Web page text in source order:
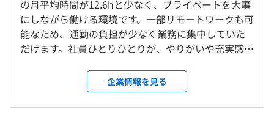
◆その他
e-learningによる研修制度、サポート体制が整っていま
す。
就業場所の変更範囲
＜雇入時＞
会社が定める本部・場所
＜変更範囲＞
就業規則に従って出向を命じることがあり、その場合は、
出向先に定める場所。
9:00 ～ 18:00 (所定労働時間:8時間00分)
時差出勤有
休憩時間：12:00 ～ 13:00 (60分)
平均残業時間：1ヶ月あたり平均15時間 ～ 20時間
の月平均時間が12.6hと少なく、プライベートを大事
にしながら働ける環境です。一部リモートワークも可
能なため、通勤の負担が少なく業務に集中していた
だけます。社員ひとりひとりが、やりがいや充実感を
すい職場環境を実現しています。ぜひわたしたちと一
緒に働きませんか？ICT技術を超えたサービスへ挑戦
してくださる仲間を募集中です。 ◆自己資本比率
企業情報を見る